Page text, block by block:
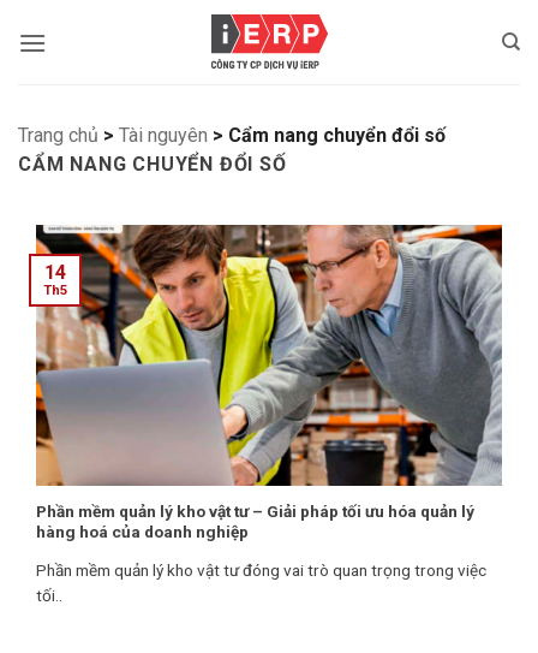
qua
Trang chủ > Tài nguyên > Cẩm nang chuyển đổi số
CẨM NANG CHUYỂN ĐỔI SỐ
Phần mềm quản lý kho vật tư – Giải pháp tối ưu hóa quản lý
hàng hoá của doanh nghiệp
Phần mềm quản lý kho vật tư đóng vai trò quan trọng trong việc
tối..
14
Th5